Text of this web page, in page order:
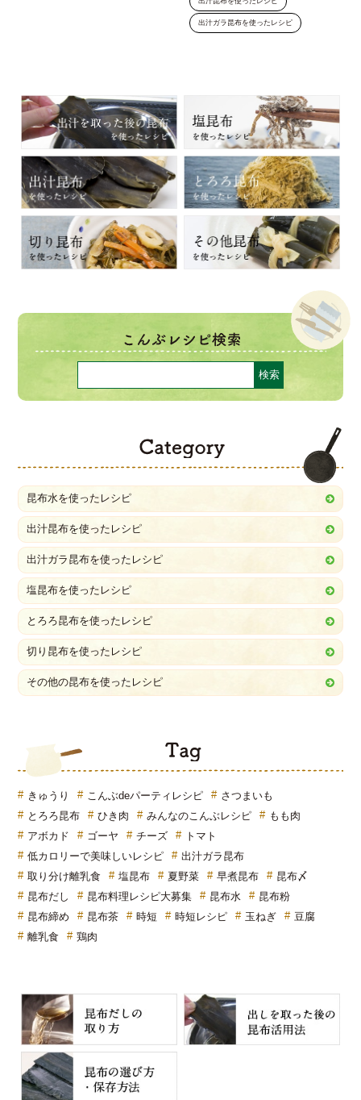
出汁ガラ昆布を使ったレシピ
昆布水を使ったレシピ
出汁昆布を使ったレシピ
出汁ガラ昆布を使ったレシピ
塩昆布を使ったレシピ
とろろ昆布を使ったレシピ
切り昆布を使ったレシピ
その他の昆布を使ったレシピ
きゅうり こんぶdeパーティレシピ
さつまいも
とろろ昆布
ひき肉 みんなのこんぶレシピ
もも肉
アボカド
ゴーヤ チーズ
トマト
低カロリーで美味しいレシピ
出汁ガラ昆布
取り分け離乳食
塩昆布 夏野菜 早煮昆布
昆布〆
昆布だし
昆布料理レシピ大募集 昆布水
昆布粉
昆布締め
昆布茶 時短 時短レシピ 玉ねぎ
豆腐
離乳食
鶏肉